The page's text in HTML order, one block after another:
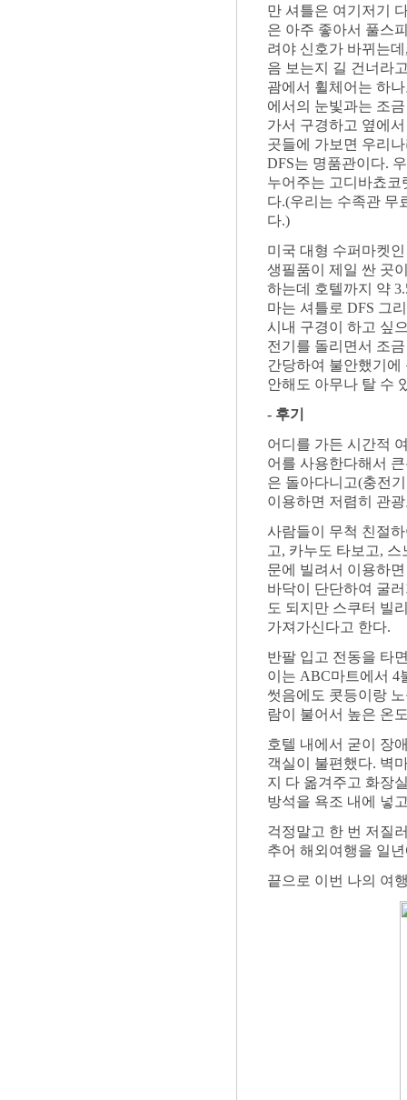
만 셔틀은 여기저기
은 아주 좋아서 풀스
려야 신호가 바뀌는
음 보는지 길 건너라
괌에서 휠체어는 하
에서의 눈빛과는 조
가서 구경하고 옆에
곳들에 가보면 우리
DFS는 명품관이다.
누어주는 고디바쵸
다.(우리는 수족관 무
다.)
미국 대형 수퍼마켓
생필품이 제일 싼 곳
하는데 호텔까지 약
마는 셔틀로 DFS 그
시내 구경이 하고 싶
전기를 돌리면서 조
간당하여 불안했기
안해도 아무나 탈 수
- 후기
어디를 가든 시간적
어를 사용한다해서
은 돌아다니고(충전
이용하면 저렴히 관
사람들이 무척 친절
고, 카누도 타보고,
문에 빌려서 이용하
바닥이 단단하여 굴
도 되지만 스쿠터 빌
가져가신다고 한다.
반팔 입고 전동을 타
이는 ABC마트에서 4
썻음에도 콧등이랑
람이 불어서 높은 온
호텔 내에서 굳이 장
객실이 불편했다. 벽
지 다 옮겨주고 화장
방석을 욕조 내에 넣
걱정말고 한 번 저질
추어 해외여행을 일
끝으로 이번 나의 여